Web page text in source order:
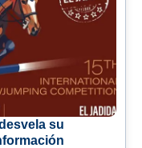
su